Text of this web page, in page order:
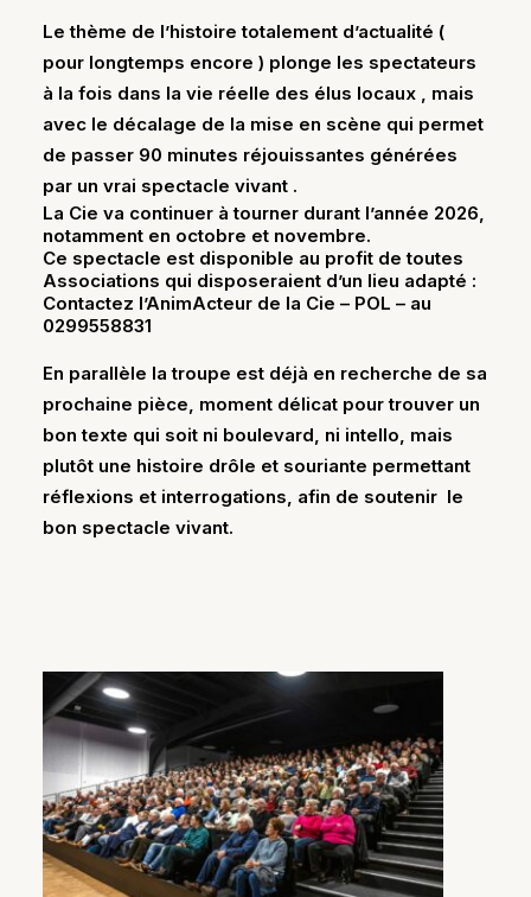
Le thème de l’histoire totalement d’actualité (
pour longtemps encore ) plonge les spectateurs
à la fois dans la vie réelle des élus locaux , mais
avec le décalage de la mise en scène qui permet
de passer 90 minutes réjouissantes générées
par un vrai spectacle vivant .
La Cie va continuer à tourner durant l’année 2026,
notamment en octobre et novembre.
Ce spectacle est disponible au profit de toutes
Associations qui disposeraient d’un lieu adapté :
Contactez l’AnimActeur de la Cie – POL – au
0299558831
En parallèle la troupe est déjà en recherche de sa
prochaine pièce, moment délicat pour trouver un
bon texte qui soit ni boulevard, ni intello, mais
plutôt une histoire drôle et souriante permettant
réflexions et interrogations, afin de soutenir le
bon spectacle vivant.